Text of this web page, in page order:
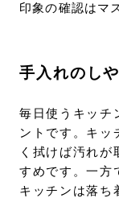
印象の確認はマ
手入れのし
毎日使うキッチ
ントです。キッ
く拭けば汚れが
すめです。一方
キッチンは落ち